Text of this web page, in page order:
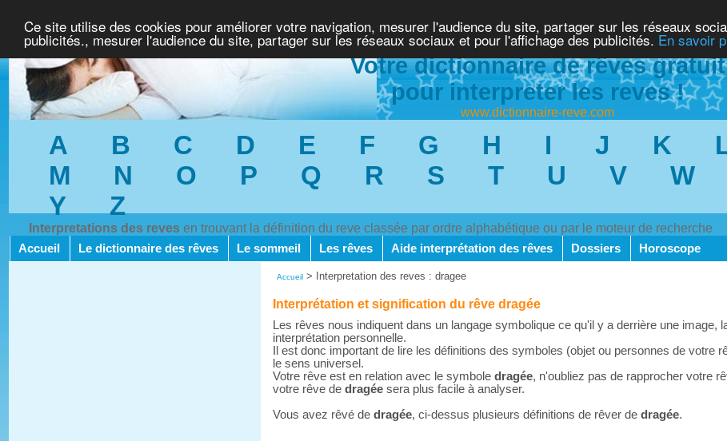
Ce site utilise des cookies pour améliorer votre navigation, mesurer l'audience du site, partager sur les réseaux
publicités., mesurer l'audience du site, partager sur les réseaux sociaux et pour l'affichage des publicités. En savoir
Votre dictionnaire de rêves gratuit
pour interpreter les reves !
www.dictionnaire-reve.com
A B C D E F G H I J K
M
N O P Q R S T U V W
Y
Z
Interpretations des reves en trouvant la définition du reve classée par ordre alphabétique ou par le moteur de recherche
Accueil Le dictionnaire des rêves Le sommeil Les rêves Aide interprétation des rêves Dossiers Horoscope
Accueil > Interpretation des reves : dragee
Interprétation et signification du rêve dragée
Les rêves nous indiquent dans un langage symbolique ce qu'il y a derrière une
interprétation personnelle.
Il est donc important de lire les définitions des symboles (objet ou personnes de
le sens universel.
Votre rêve est en relation avec le symboledragée, n'oubliez pas de rapprocher votre
votre rêve dedragée sera plus facile à analyser.
Vous avez rêvé dedragée, ci-dessus plusieurs définitions de rêver dedragée.